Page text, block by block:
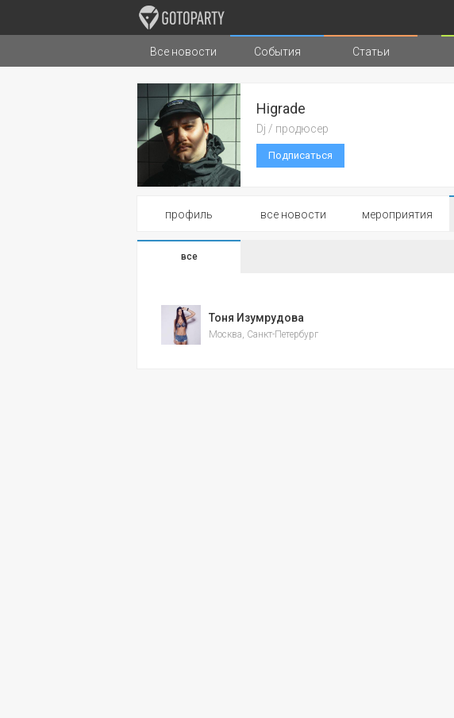
Города Музыка Типы страниц
Все новости События Статьи
Higrade
Dj / продюсер
Подписаться
профиль все новости мероприятия
все
Тоня Изумрудова
Москва, Санкт-Петербург